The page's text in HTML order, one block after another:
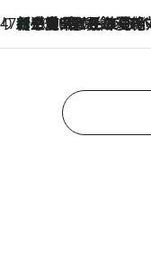
47都道府県の手みやげ ひんやりスイーツで夏を満喫
2026.8.6
【三重県】この夏絶対食べたい 冷やしておいしいおやつ3選 お餅×アイスの新感覚スイーツ